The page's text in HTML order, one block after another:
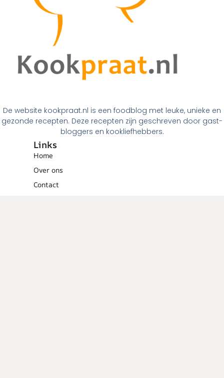
De website kookpraat.nl is een foodblog met leuke, unieke en
gezonde recepten. Deze recepten zijn geschreven door gast-
bloggers en kookliefhebbers.
Links
Home
Over ons
Contact